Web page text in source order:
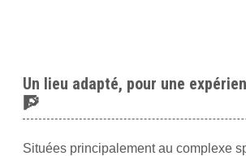
Un lieu adapté, pour une
🧗
Situées principalement au complexe